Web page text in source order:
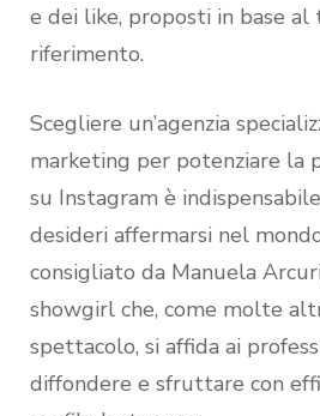
e dei like, proposti in base
riferimento.
Scegliere un’agenzia
marketing per potenziare la
su Instagram è
desideri affermarsi nel
consigliato da Manuela
showgirl che, come molte
spettacolo, si affida ai
diffondere e sfruttare con